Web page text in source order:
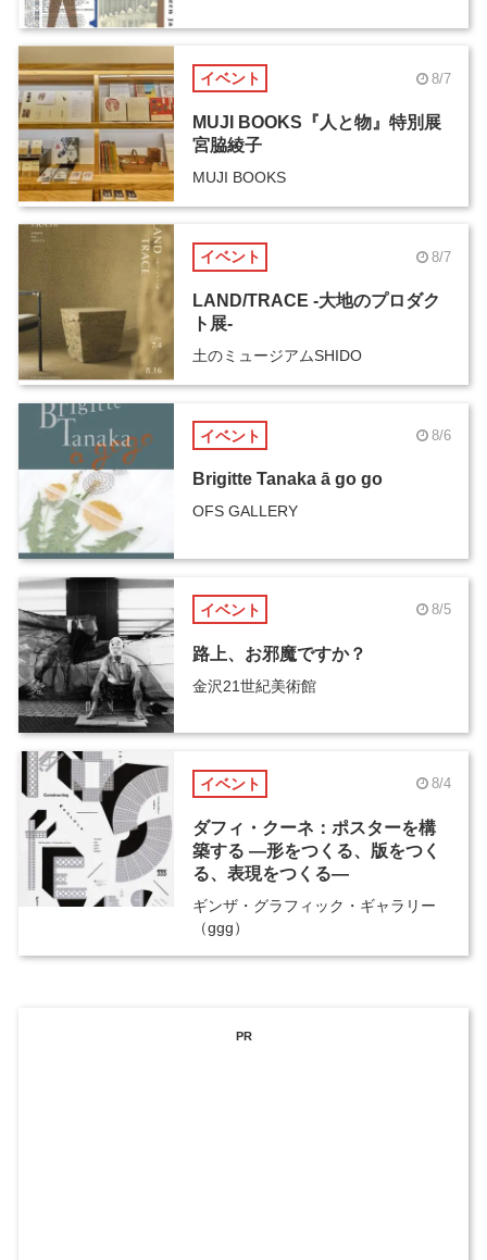
イベント 8/7
MUJI BOOKS『人と物』特別展
宮脇綾子
MUJI BOOKS
イベント 8/7
LAND/TRACE -大地のプロダク
ト展-
土のミュージアムSHIDO
イベント 8/6
Brigitte Tanaka ā go go
OFS GALLERY
イベント 8/5
路上、お邪魔ですか？
金沢21世紀美術館
イベント 8/4
ダフィ・クーネ：ポスターを構
築する ―形をつくる、版をつく
る、表現をつくる―
ギンザ・グラフィック・ギャラリー
（ggg）
PR